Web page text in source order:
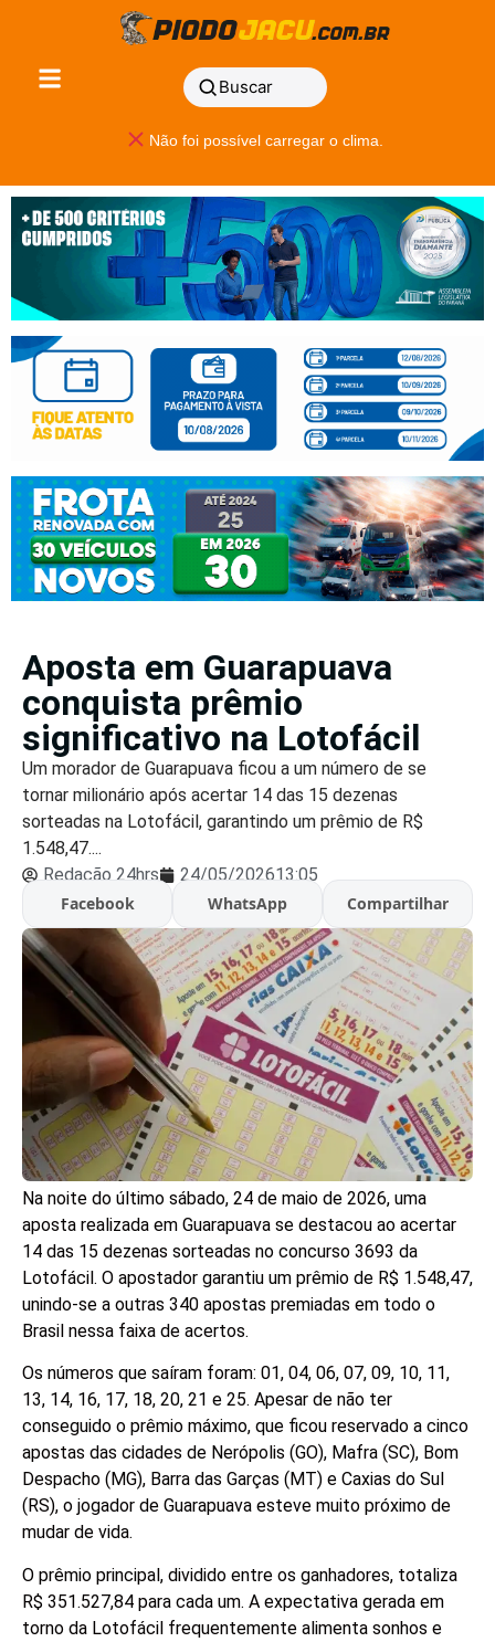
Buscar
Não foi possível carregar o clima.
Aposta em Guarapuava
conquista prêmio
significativo na Lotofácil
Um morador de Guarapuava ficou a um número de se
tornar milionário após acertar 14 das 15 dezenas
sorteadas na Lotofácil, garantindo um prêmio de R$
1.548,47....
Redação 24hrs
24/05/202613:05
Facebook
WhatsApp Compartilhar
Na noite do último sábado, 24 de maio de 2026, uma
aposta realizada em Guarapuava se destacou ao acertar
14 das 15 dezenas sorteadas no concurso 3693 da
Lotofácil. O apostador garantiu um prêmio de R$ 1.548,47,
unindo-se a outras 340 apostas premiadas em todo o
Brasil nessa faixa de acertos.
Os números que saíram foram: 01, 04, 06, 07, 09, 10, 11,
13, 14, 16, 17, 18, 20, 21 e 25. Apesar de não ter
conseguido o prêmio máximo, que ficou reservado a cinco
apostas das cidades de Nerópolis (GO), Mafra (SC), Bom
Despacho (MG), Barra das Garças (MT) e Caxias do Sul
(RS), o jogador de Guarapuava esteve muito próximo de
mudar de vida.
O prêmio principal, dividido entre os ganhadores, totaliza
R$ 351.527,84 para cada um. A expectativa gerada em
torno da Lotofácil frequentemente alimenta sonhos e